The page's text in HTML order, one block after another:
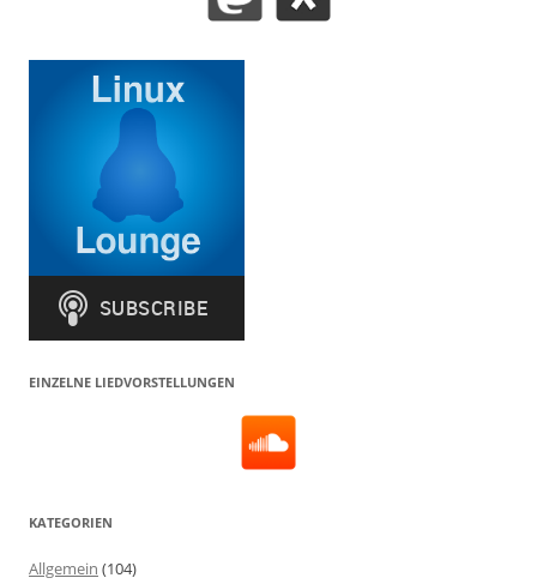
EINZELNE LIEDVORSTELLUNGEN
KATEGORIEN
Allgemein (104)